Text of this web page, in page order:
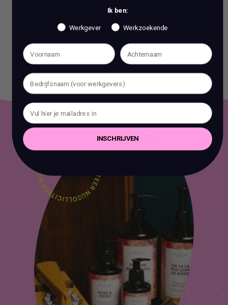
toestemming content en informatie van deze website te kopiëren,
Ik ben:
Werkgever Werkzoekende
INSCHRIJVEN